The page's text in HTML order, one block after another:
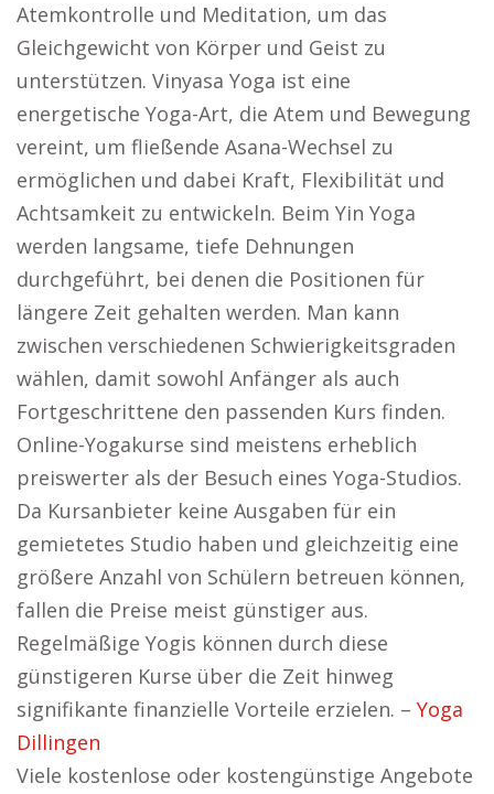
Atemkontrolle und Meditation, um das
Gleichgewicht von Körper und Geist zu
unterstützen. Vinyasa Yoga ist eine
energetische Yoga-Art, die Atem und Bewegung
vereint, um fließende Asana-Wechsel zu
ermöglichen und dabei Kraft, Flexibilität und
Achtsamkeit zu entwickeln. Beim Yin Yoga
werden langsame, tiefe Dehnungen
durchgeführt, bei denen die Positionen für
längere Zeit gehalten werden. Man kann
zwischen verschiedenen Schwierigkeitsgraden
wählen, damit sowohl Anfänger als auch
Fortgeschrittene den passenden Kurs finden.
Online-Yogakurse sind meistens erheblich
preiswerter als der Besuch eines Yoga-Studios.
Da Kursanbieter keine Ausgaben für ein
gemietetes Studio haben und gleichzeitig eine
größere Anzahl von Schülern betreuen können,
fallen die Preise meist günstiger aus.
Regelmäßige Yogis können durch diese
günstigeren Kurse über die Zeit hinweg
signifikante finanzielle Vorteile erzielen. – Yoga
Dillingen
Viele kostenlose oder kostengünstige Angebote